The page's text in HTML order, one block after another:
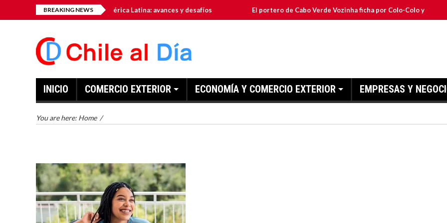
BREAKING NEWS
hub tecnológico de América Latina: avances y desafíos El portero de Cabo Verde Vozinha ficha por Colo-Colo y JETOUR respalda
INICIO COMERCIO EXTERIOR ECONOMÍA Y COMERCIO EXTERIOR EMPRESAS Y
You are here: Home /